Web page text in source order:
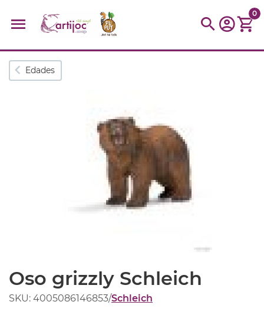
Búsquedas populares
0
Edades
Oso grizzly Schleich
SKU: 4005086146853/Schleich